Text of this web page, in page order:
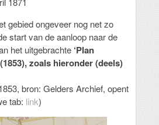
gebied ongeveer nog net zo
start van de aanloop naar de
het uitgebrachte ‘Plan
zoals hieronder (deels)
bron: Gelders Archief, opent
tab: link)